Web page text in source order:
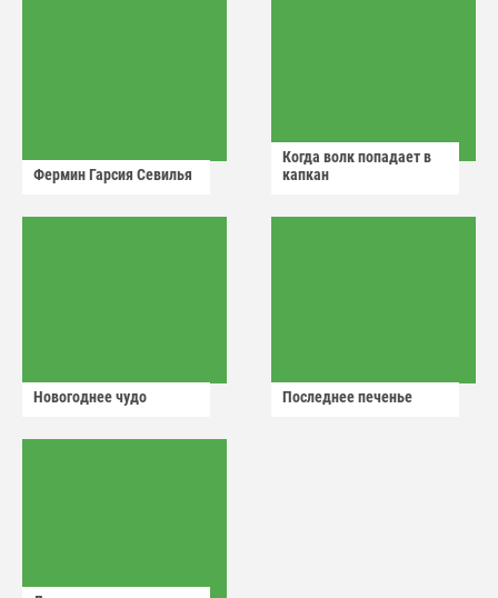
Фермин Гарсия Севилья
Когда волк попадает в
капкан
Новогоднее чудо Последнее печенье